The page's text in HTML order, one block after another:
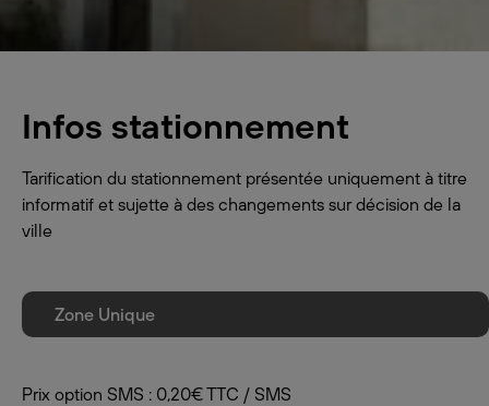
Infos stationnement
Tarification du stationnement présentée uniquement à titre
informatif et sujette à des changements sur décision de la
ville
Zone Unique
Prix option SMS : 0,20€ TTC / SMS